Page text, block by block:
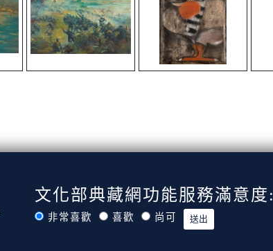
文化部典藏網功能服務滿意度:
非常喜歡 喜歡 尚可